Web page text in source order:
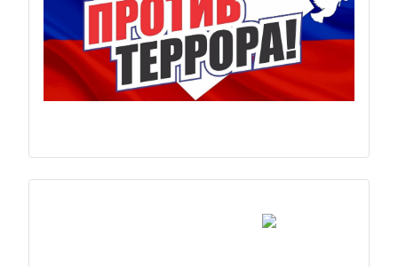
Previous Next